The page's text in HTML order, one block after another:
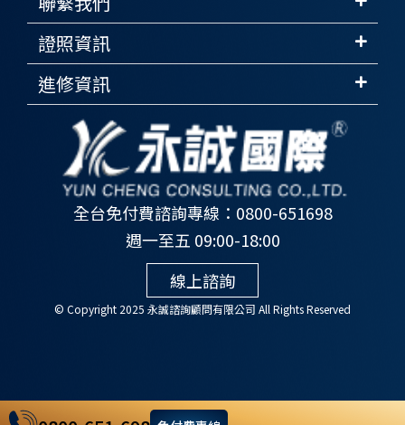
全台免付費諮詢專線：0800-651698
週一至五 09:00-18:00
線上諮詢
© Copyright 2025 永誠諮詢顧問有限公司 All Rights Reserved
證照資訊
進修資訊